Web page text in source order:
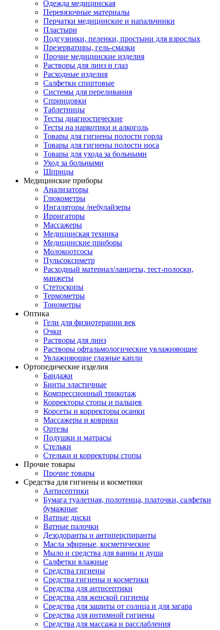
Одежда медицинская
Перевязочные материалы
Перчатки медицинские и напальчники
Пластыри
Подгузники, пеленки, простыни для взрослых
Презервативы, гель-смазки
Прочие медицинские изделия
Растворы для линз и глаз
Расходные изделия
Салфетки спиртовые
Системы для переливания
Спринцовки
Таблетницы
Тесты диагностические
Тесты на наркотики и алкоголь
Товары для гигиены полости горла
Товары для гигиены полости носа
Товары для ухода за больными
Уход за больными
Шприцы
Медицинские приборы
Анализаторы
Глюкометры
Ингаляторы /небулайзеры
Ирригаторы
Массажеры
Медицинская техника
Медицинские приборы
Молокоотсосы
Пульсоксиметр
Расходный материал/ланцеты, тест-полоски,
манжеты
Стетоскопы
Термометры
Тонометры
Оптика
Гели для физиотерапии век
Очки
Растворы для линз
Растворы офтальмологические увлажняющие
Увлажняющие глазные капли
Ортопедические изделия
Бандажи
Бинты эластичные
Компрессионный трикотаж
Корректоры стопы и пальцев
Корсеты и корректоры осанки
Массажеры и коврики
Ортезы
Подушки и матрасы
Стельки
Стельки и корректоры стопы
Прочие товары
Прочие товары
Средства для гигиены и косметики
Антисептики
Бумага туалетная, полотенца, платочки, салфетки
бумажные
Ватные диски
Ватные палочки
Дезодоранты и антиперспиранты
Масла эфирные, косметические
Мыло и средства для ванны и душа
Салфетки влажные
Средства гигиены
Средства гигиены и косметики
Средства для антисептики
Средства для женской гигиены
Средства для защиты от солнца и для загара
Средства для интимной гигиены
Средства для массажа и расслабления